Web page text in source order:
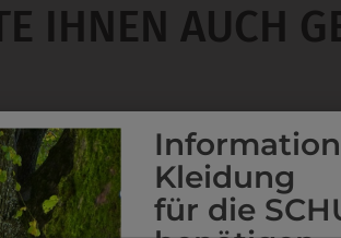
IHNEN AUCH
Kleidung
für die